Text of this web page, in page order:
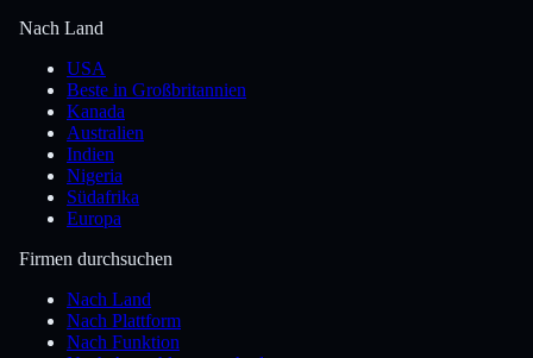
Nach Land
USA
Beste in Großbritannien
Kanada
Australien
Indien
Nigeria
Südafrika
Europa
Firmen durchsuchen
Nach Land
Nach Plattform
Nach Funktion